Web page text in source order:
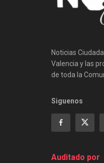
Noticias
Valencia y las
de toda la
Siguenos
Auditado por